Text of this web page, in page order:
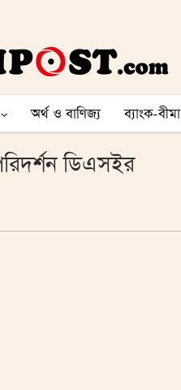
অর্থ ও বাণিজ্য ব্যাংক-বীমা
ডিএসইর